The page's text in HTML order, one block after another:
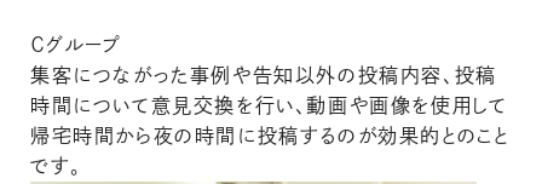
Ｃグループ
集客につながった事例や告知以外の投稿内容、投稿
時間について意見交換を行い、動画や画像を使用して
帰宅時間から夜の時間に投稿するのが効果的とのこと
です。